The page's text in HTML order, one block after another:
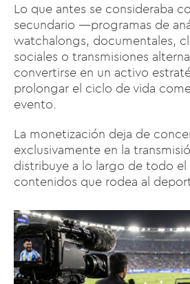
Lo que antes se consideraba
secundario —programas de
watchalongs, documentales,
sociales o transmisiones
convertirse en un activo
prolongar el ciclo de vida
evento.
La monetización deja de
exclusivamente en la
distribuye a lo largo de todo
contenidos que rodea al